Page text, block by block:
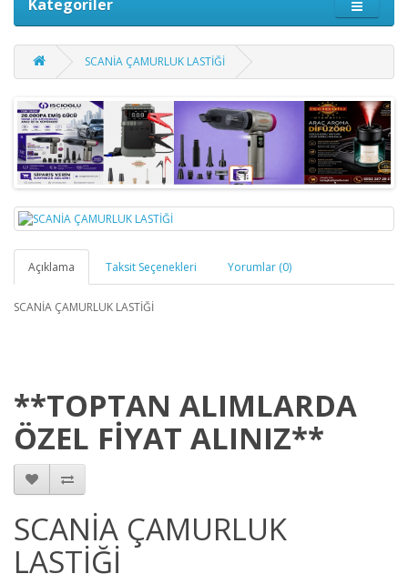
Kategoriler
SCANİA ÇAMURLUK LASTİĞİ
Açıklama Taksit Seçenekleri Yorumlar (0)
SCANİA ÇAMURLUK LASTİĞİ
**TOPTAN ALIMLARDA
ÖZEL FİYAT ALINIZ**
SCANİA ÇAMURLUK
LASTİĞİ